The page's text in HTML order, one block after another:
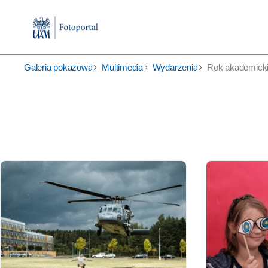
Galeria pokazowa Multimedia Wydarzenia Rok akademicki 2019/